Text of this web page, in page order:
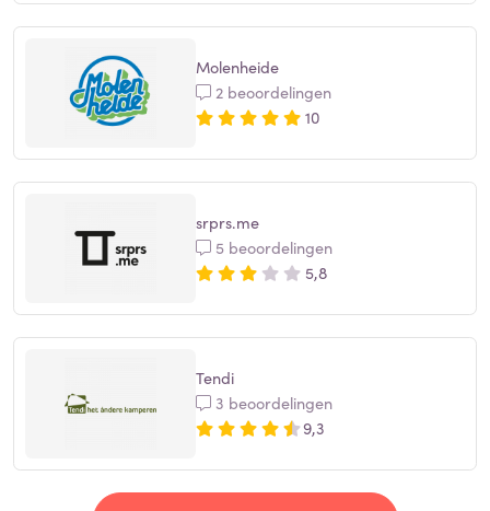
Molenheide
2 beoordelingen
10
srprs.me
5 beoordelingen
5,8
Tendi
3 beoordelingen
9,3